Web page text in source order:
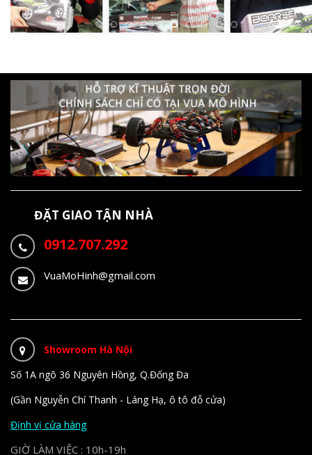
ĐẶT GIAO TẬN NHÀ
0912.707.292
VuaMoHinh@gmail.com
Showroom Hà Nội
Số 1A ngõ 36 Nguyên Hồng, Q.Đống Đa
(Gần Nguyễn Chí Thanh - Láng Hạ, ô tô đỗ cửa)
Định vị cửa hàng
GIỜ LÀM VIỆC : 10h-19h